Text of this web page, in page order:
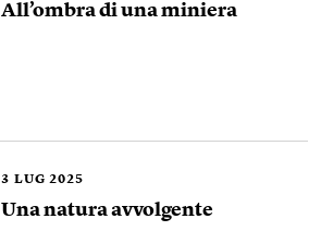
All’ombra di una miniera
3 LUG 2025
Una natura avvolgente